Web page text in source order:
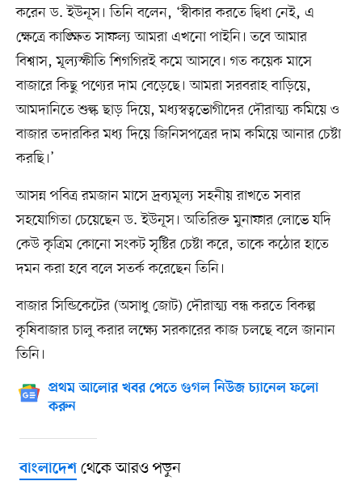
করেন ড. ইউনূস। তিনি বলেন, ‘স্বীকার করতে দ্বিধা নেই, এ
ক্ষেত্রে কাঙ্ক্ষিত সাফল্য আমরা এখনো পাইনি। তবে আমার
বিশ্বাস, মূল্যস্ফীতি শিগগিরই কমে আসবে। গত কয়েক মাসে
বাজারে কিছু পণ্যের দাম বেড়েছে। আমরা সরবরাহ বাড়িয়ে,
আমদানিতে শুল্ক ছাড় দিয়ে, মধ্যস্বত্বভোগীদের দৌরাত্ম্য কমিয়ে ও
বাজার তদারকির মধ্য দিয়ে জিনিসপত্রের দাম কমিয়ে আনার চেষ্টা
করছি।’
আসন্ন পবিত্র রমজান মাসে দ্রব্যমূল্য সহনীয় রাখতে সবার
সহযোগিতা চেয়েছেন ড. ইউনূস। অতিরিক্ত মুনাফার লোভে যদি
কেউ কৃত্রিম কোনো সংকট সৃষ্টির চেষ্টা করে, তাকে কঠোর হাতে
দমন করা হবে বলে সতর্ক করেছেন তিনি।
বাজার সিন্ডিকেটের (অসাধু জোট) দৌরাত্ম্য বন্ধ করতে বিকল্প
কৃষিবাজার চালু করার লক্ষ্যে সরকারের কাজ চলছে বলে জানান
তিনি।
প্রথম আলোর খবর পেতে গুগল নিউজ চ্যানেল ফলো
করুন
বাংলাদেশথেকে আরও পড়ুন